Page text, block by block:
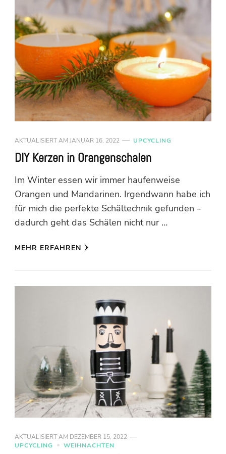
AKTUALISIERT AM JANUAR 16, 2022 UPCYCLING
DIY Kerzen in Orangenschalen
Im Winter essen wir immer haufenweise
Orangen und Mandarinen. Irgendwann habe ich
für mich die perfekte Schältechnik gefunden –
dadurch geht das Schälen nicht nur …
MEHR ERFAHREN
AKTUALISIERT AM DEZEMBER 15, 2022
UPCYCLING
WEIHNACHTEN